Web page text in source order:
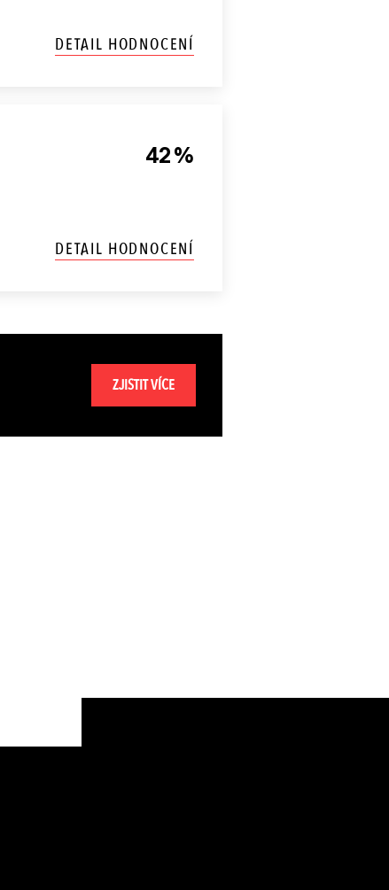
DETAIL HODNOCENÍ
42 %
DETAIL HODNOCENÍ
ZJISTIT VÍCE